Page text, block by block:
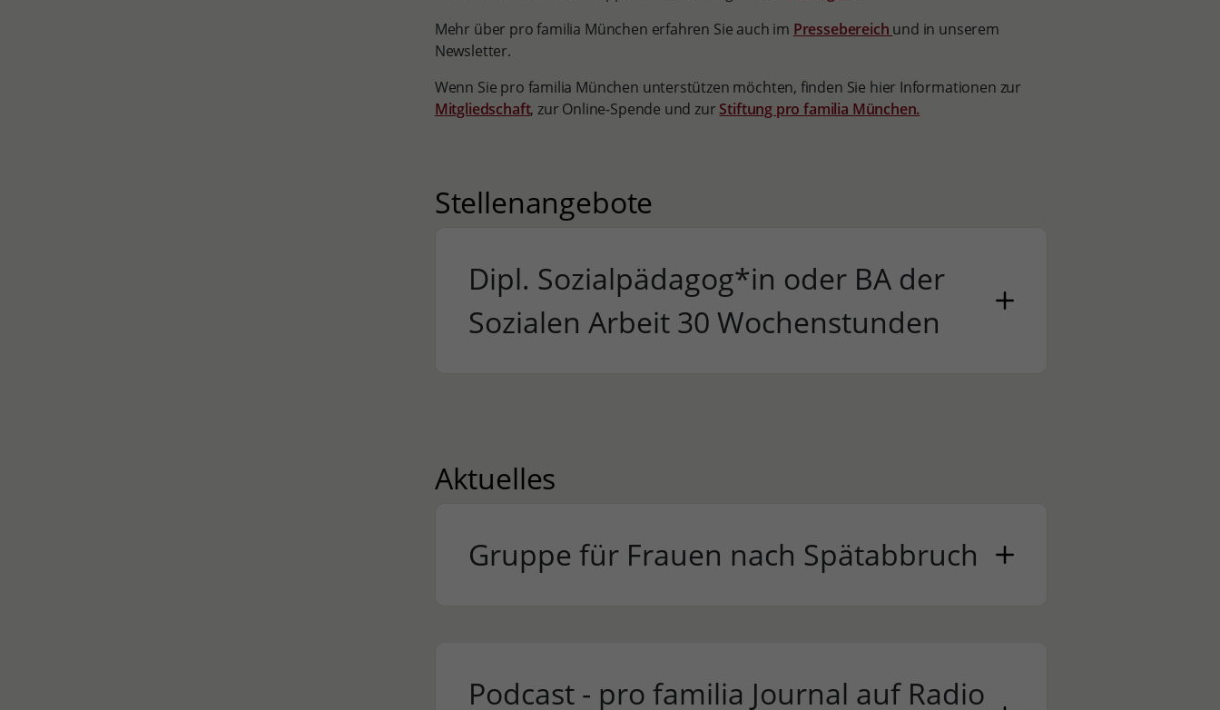
Mehr über pro familia München erfahren Sie auch im Pressebereich und in unserem
Newsletter.
Wenn Sie pro familia München unterstützen möchten, finden Sie hier Informationen zur
Mitgliedschaft, zur Online-Spende und zur Stiftung pro familia München.
Stellenangebote
Dipl. Sozialpädagog*in oder BA der
Sozialen Arbeit 30 Wochenstunden
Aktuelles
Gruppe für Frauen nach Spätabbruch
Podcast - pro familia Journal auf Radio